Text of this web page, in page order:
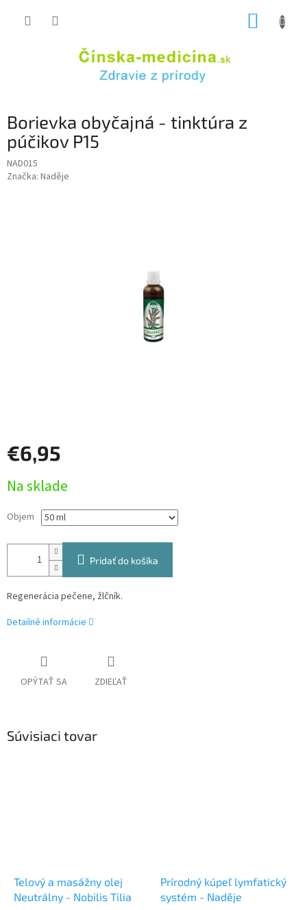
Borievka obyčajná - tinktúra z
púčikov P15
NAD015
Značka: Naděje
€6,95
cena:
Na sklade
Objem
Pridať do košíka
Regenerácia pečene, žlčník.
Detailné informácie
OPÝTAŤ SA ZDIEĽAŤ
Súvisiaci tovar
Telový a masážny olej
Neutrálny - Nobilis Tilia
Prírodný kúpeľ lymfatický
systém - Naděje